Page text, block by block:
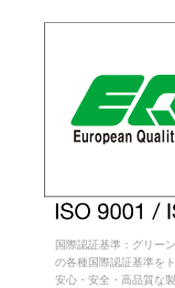
国際認証基準：グリー
の各種国際認証基準を
安心・安全・高品質な